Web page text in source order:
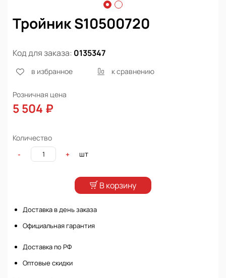
Тройник S10500720
Код для заказа: 0135347
в избранное к сравнению
Розничная цена
5 504 ₽
Количество
-
+ шт
В корзину
Доставка в день заказа
Официальная гарантия
Доставка по РФ
Оптовые скидки